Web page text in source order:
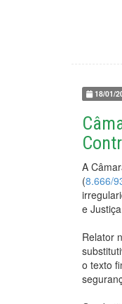
18/01/
A
(8.666/
e
Relator
o texto